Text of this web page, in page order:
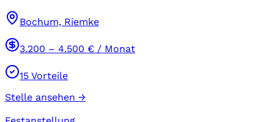
Bochum, Riemke
3.200 – 4.500 € / Monat
15 Vorteile
Stelle ansehen →